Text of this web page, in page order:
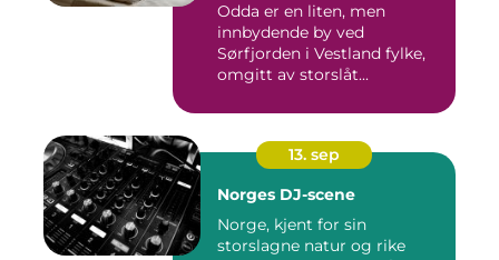
Odda er en liten, men
innbydende by ved
Sørfjorden i Vestland fylke,
omgitt av storslåt...
13. sep
Norges DJ-scene
Norge, kjent for sin
storslagne natur og rike